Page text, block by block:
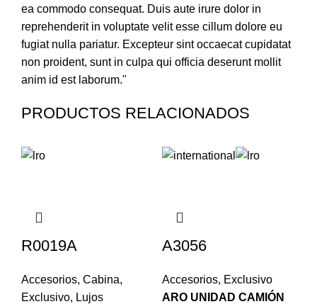
ea commodo consequat. Duis aute irure dolor in
reprehenderit in voluptate velit esse cillum dolore eu
fugiat nulla pariatur. Excepteur sint occaecat cupidatat
non proident, sunt in culpa qui officia deserunt mollit
anim id est laborum."
PRODUCTOS RELACIONADOS
R0019A
Accesorios, Cabina,
Exclusivo, Lujos
A3056
Accesorios, Exclusivo
ARO UNIDAD CAMIÓN